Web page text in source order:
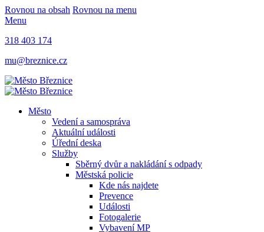
Rovnou na obsah Rovnou na menu
Menu
318 403 174
mu@breznice.cz
Město
Vedení a samospráva
Aktuální události
Úřední deska
Služby
Sběrný dvůr a nakládání s odpady
Městská policie
Kde nás najdete
Prevence
Události
Fotogalerie
Vybavení MP